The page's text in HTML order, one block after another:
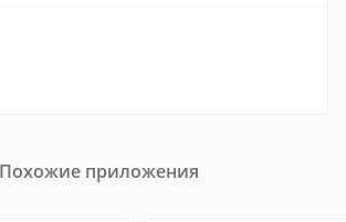
Похожие приложения